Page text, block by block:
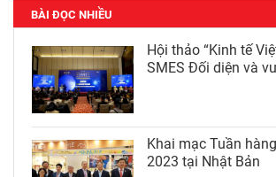
BÀI ĐỌC NHIỀU
Hội thảo “Kinh tế
SMES Đối diện và
Khai mạc Tuần
2023 tại Nhật Bản